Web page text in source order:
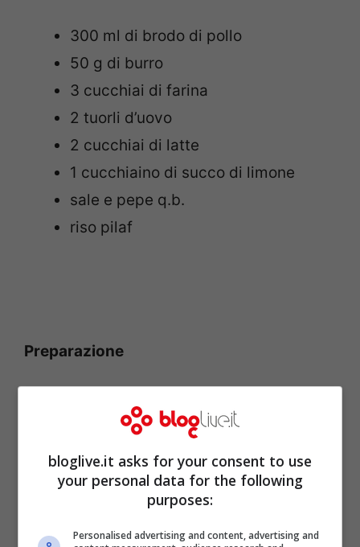
300 ml di brodo di pollo
50 g di burro
3 cucchiai di farina
2 tuorli d’uovo
2 cucchiai di latte
1 cucchiaino di succo di limone
sale e pepe q.b.
riso pilaf
Preparazione
bloglive.it asks for your consent to use
your personal data for the following
purposes:
Personalised advertising and content, advertising and